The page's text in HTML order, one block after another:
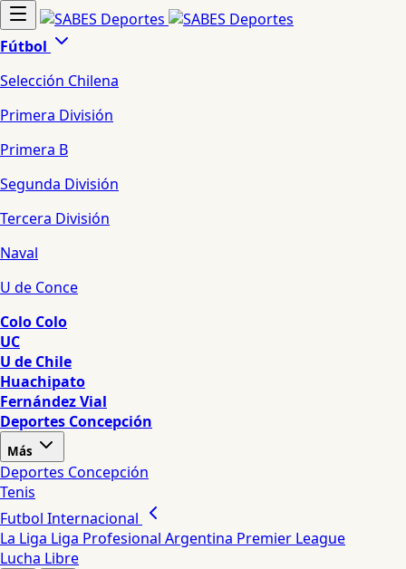
Fútbol
Selección Chilena
Primera División
Primera B
Segunda División
Tercera División
Naval
U de Conce
Colo Colo
UC
U de Chile
Huachipato
Fernández Vial
Deportes Concepción
Más
Deportes Concepción
Tenis
Futbol Internacional
La Liga Liga Profesional Argentina Premier League
Lucha Libre